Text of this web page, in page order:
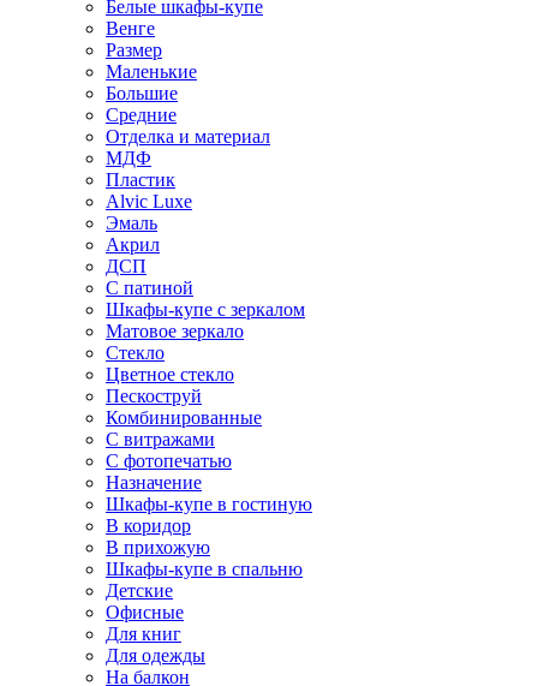
Белые шкафы-купе
Венге
Размер
Маленькие
Большие
Средние
Отделка и материал
МДФ
Пластик
Alvic Luxe
Эмаль
Акрил
ДСП
С патиной
Шкафы-купе с зеркалом
Матовое зеркало
Стекло
Цветное стекло
Пескоструй
Комбинированные
С витражами
С фотопечатью
Назначение
Шкафы-купе в гостиную
В коридор
В прихожую
Шкафы-купе в спальню
Детские
Офисные
Для книг
Для одежды
На балкон